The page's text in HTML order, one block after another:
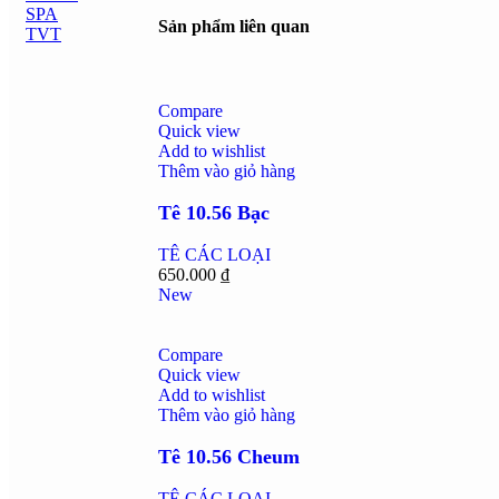
Sản phẩm liên quan
Compare
Quick view
Add to wishlist
Thêm vào giỏ hàng
Tê 10.56 Bạc
TÊ CÁC LOẠI
650.000 ₫
New
Compare
Quick view
Add to wishlist
Thêm vào giỏ hàng
Tê 10.56 Cheum